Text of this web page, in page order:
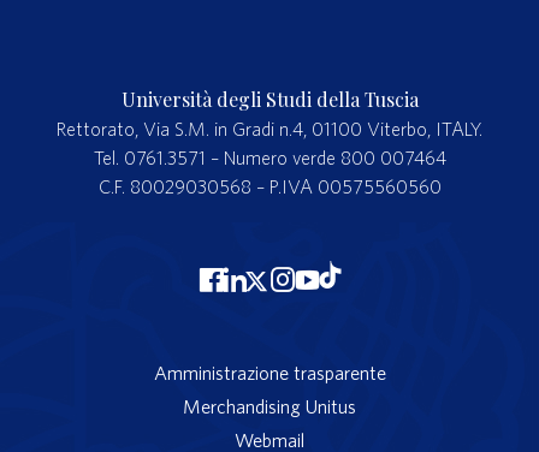
Università degli Studi della Tuscia
Rettorato, Via S.M. in Gradi n.4, 01100 Viterbo, ITALY.
Tel. 0761.3571 – Numero verde 800 007464
C.F. 80029030568 – P.IVA 00575560560
Amministrazione trasparente
Merchandising Unitus
Webmail